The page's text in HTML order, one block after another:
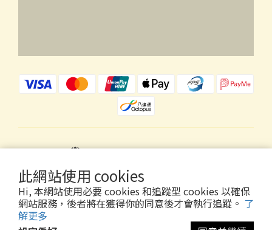
此網站使用 cookies
Hi, 本網站使用必要 cookies 和追蹤型 cookies 以確保
網站服務，後者將在獲得你的同意後才會執行追蹤。 了
解更多
$HKD 繁體中文